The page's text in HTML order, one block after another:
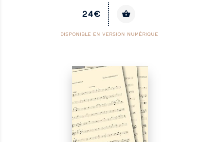
24€
DISPONIBLE EN VERSION NUMÉRIQUE